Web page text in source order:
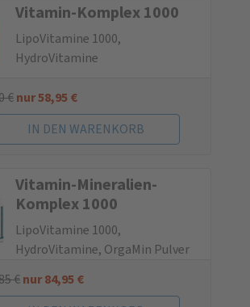
Vitamin-Komplex 1000
LipoVitamine 1000,
HydroVitamine
€nur58,95€
Vitamin-Mine­ralien-
Komplex 1000
LipoVitamine 1000,
HydroVitamine, OrgaMin Pulver
€nur84,95€